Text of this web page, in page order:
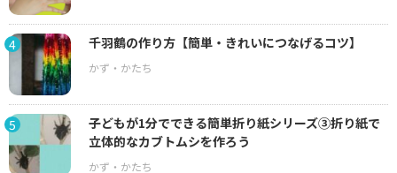
4 千羽鶴の作り方【簡単・きれいにつなげるコツ】
5
子どもが1分でできる簡単折り紙シリーズ③折り紙で
立体的なカブトムシを作ろう